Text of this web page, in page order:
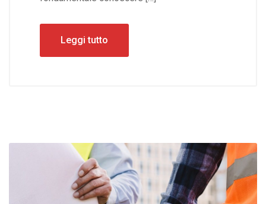
Leggi tutto